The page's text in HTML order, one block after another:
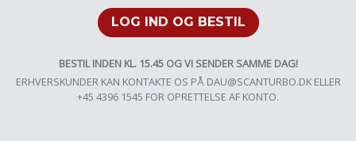
LOG IND OG BESTIL
BESTIL INDEN KL. 15.45 OG VI SENDER SAMME DAG!
ERHVERSKUNDER KAN KONTAKTE OS PÅ DAU@SCANTURBO.DKELLER
+45 4396 1545 FOR OPRETTELSE AF KONTO.